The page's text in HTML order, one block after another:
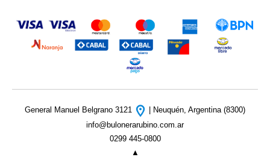
General Manuel Belgrano 3121
| Neuquén, Argentina (8300)
info@bulonerarubino.com.ar
0299 445-0800
▲